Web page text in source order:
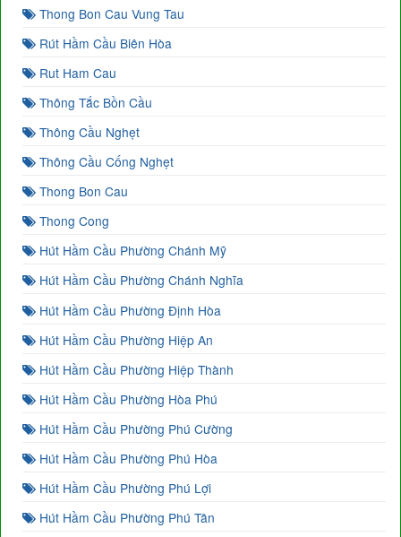
Thong Bon Cau Vung Tau
Rút Hầm Cầu Biên Hòa
Rut Ham Cau
Thông Tắc Bồn Cầu
Thông Cầu Nghẹt
Thông Cầu Cống Nghẹt
Thong Bon Cau
Thong Cong
Hút Hầm Cầu Phường Chánh Mỹ
Hút Hầm Cầu Phường Chánh Nghĩa
Hút Hầm Cầu Phường Định Hòa
Hút Hầm Cầu Phường Hiệp An
Hút Hầm Cầu Phường Hiệp Thành
Hút Hầm Cầu Phường Hòa Phú
Hút Hầm Cầu Phường Phú Cường
Hút Hầm Cầu Phường Phú Hòa
Hút Hầm Cầu Phường Phú Lợi
Hút Hầm Cầu Phường Phú Tân